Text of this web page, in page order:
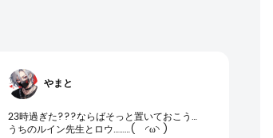
やまと
23時過ぎた???ならばそっと置いておこう…
うちのルイン先生とロウ………(   ◜ω◝ )